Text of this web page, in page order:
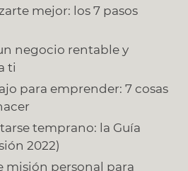
mejor: los 7 pasos
negocio rentable y
ti
para emprender: 7 cosas
temprano: la Guía
2022)
misión personal para